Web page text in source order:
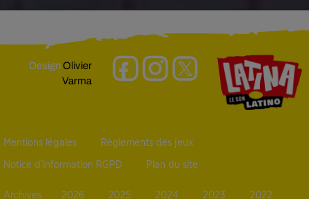
DesignOlivier
Varma
Mentions légales Règlements des jeux
Notice d’information RGPD Plan du site
Archives 2026 2025 2024 2023 2022